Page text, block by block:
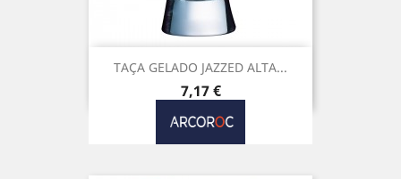
TAÇA GELADO JAZZED ALTA...
Preço
7,17 €